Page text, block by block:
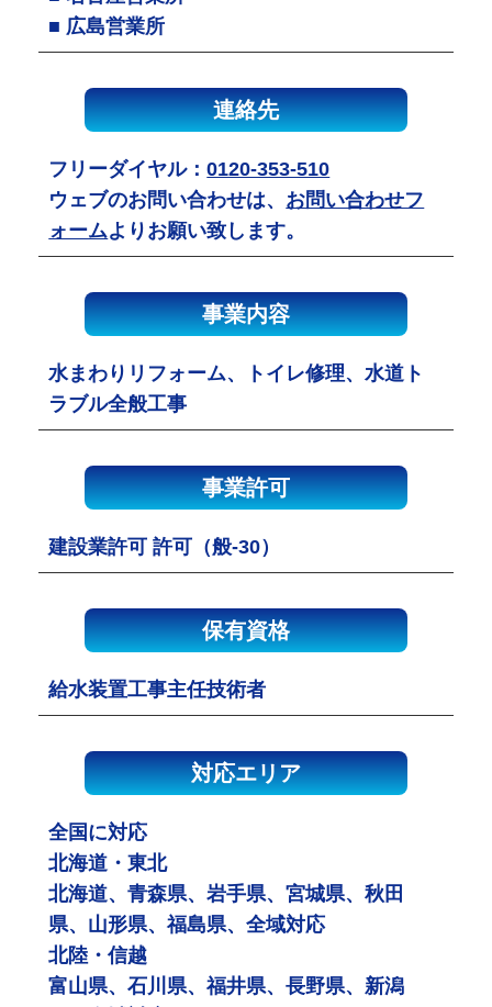
■ 広島営業所
連絡先
フリーダイヤル：0120-353-510
ウェブのお問い合わせは、 お問い合わせフ
ォームよりお願い致します。
事業内容
水まわりリフォーム、トイレ修理、水道ト
ラブル全般工事
事業許可
建設業許可 許可（般-30）
保有資格
給水装置工事主任技術者
対応エリア
全国に対応
北海道・東北
北海道、青森県、岩手県、宮城県、秋田
県、山形県、福島県、全域対応
北陸・信越
富山県、石川県、福井県、長野県、新潟